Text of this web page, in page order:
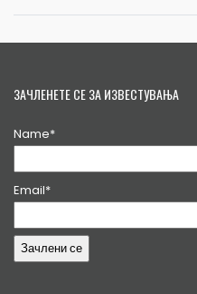
ЗАЧЛЕНЕТЕ СЕ ЗА ИЗВЕСТУВАЊА
Name*
Email*